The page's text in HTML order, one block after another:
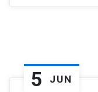
5 JUN